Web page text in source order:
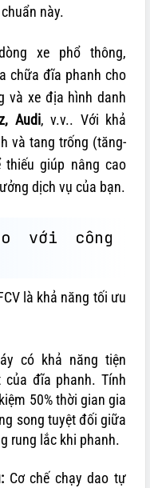
này.
xe phổ thông,
chữa đĩa phanh cho
và xe địa hình danh
Audi, v.v.. Với khả
và tang trống (tăng-
giúp nâng cao
dịch vụ của bạn.
với công
là khả năng tối ưu
có khả năng tiện
đĩa phanh. Tính
50% thời gian gia
song tuyệt đối giữa
rung lắc khi phanh.
Cơ chế chạy dao tự